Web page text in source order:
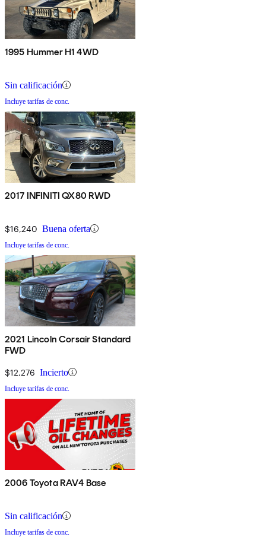
1995 Hummer H1 4WD
Sin calificación
Incluye tarifas de conc.
2017 INFINITI QX80 RWD
$16,240 Buena oferta
Incluye tarifas de conc.
2021 Lincoln Corsair Standard
FWD
$12,276 Incierto
Incluye tarifas de conc.
2006 Toyota RAV4 Base
Sin calificación
Incluye tarifas de conc.